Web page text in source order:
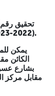
يمكن
تحقيق رقم
(2022-2023-2024) يساوي أو يفوق 10.000.000 دج.
يمكن
مقابل مركز